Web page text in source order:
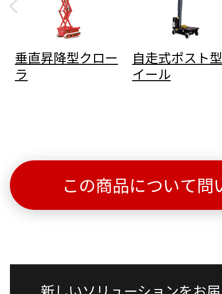
垂直昇降型クロー
ラ
自走式ポスト
イール
この商品について問